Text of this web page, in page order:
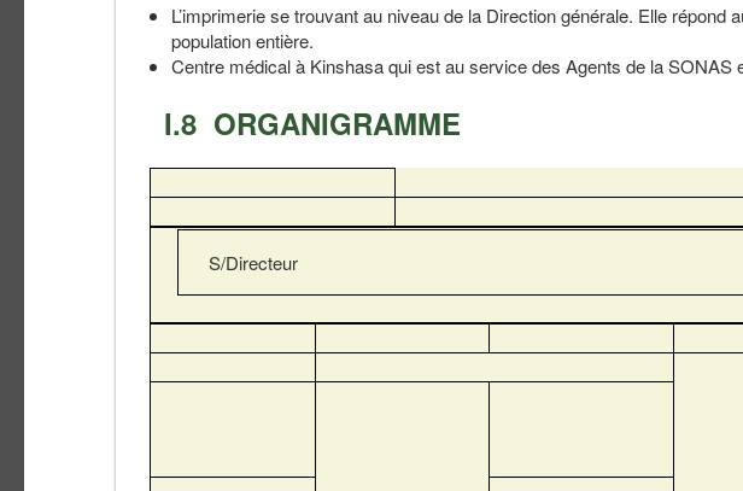
L’imprimerie se trouvant au niveau de la Direction générale. Elle
population entière.
Centre médical à Kinshasa qui est au service des Agents de la SONAS
I.8 ORGANIGRAMME
S/Directeur